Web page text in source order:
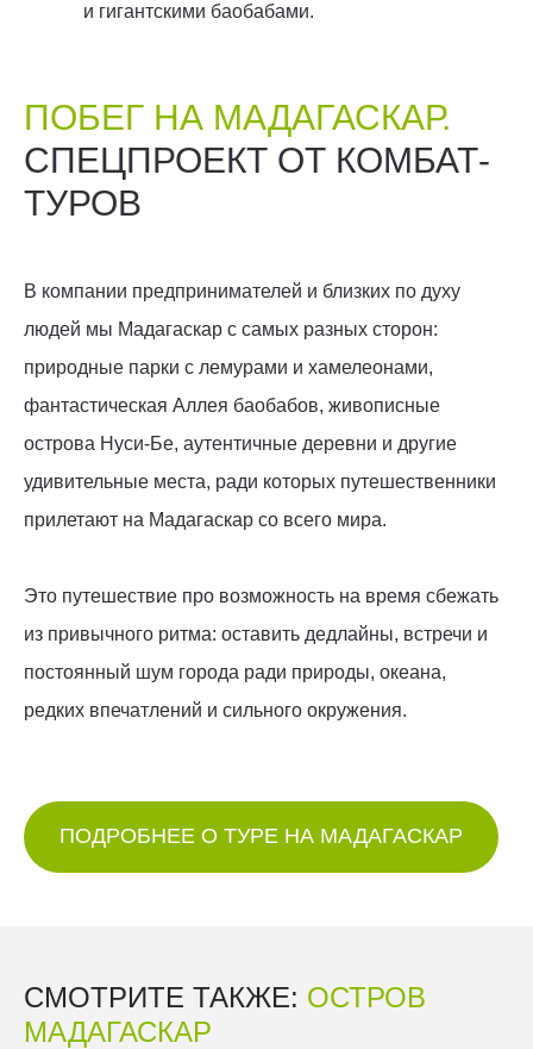
и гигантскими баобабами.
ПОБЕГ НА МАДАГАСКАР.
СПЕЦПРОЕКТ ОТ КОМБАТ-
ТУРОВ
В компании предпринимателей и близких по духу
людей мы Мадагаскар с самых разных сторон:
природные парки с лемурами и хамелеонами,
фантастическая Аллея баобабов, живописные
острова Нуси-Бе, аутентичные деревни и другие
удивительные места, ради которых путешественники
прилетают на Мадагаскар со всего мира.
Это путешествие про возможность на время сбежать
из привычного ритма: оставить дедлайны, встречи и
постоянный шум города ради природы, океана,
редких впечатлений и сильного окружения.
ПОДРОБНЕЕ О ТУРЕ НА МАДАГАСКАР
СМОТРИТЕ ТАКЖЕ: ОСТРОВ
МАДАГАСКАР